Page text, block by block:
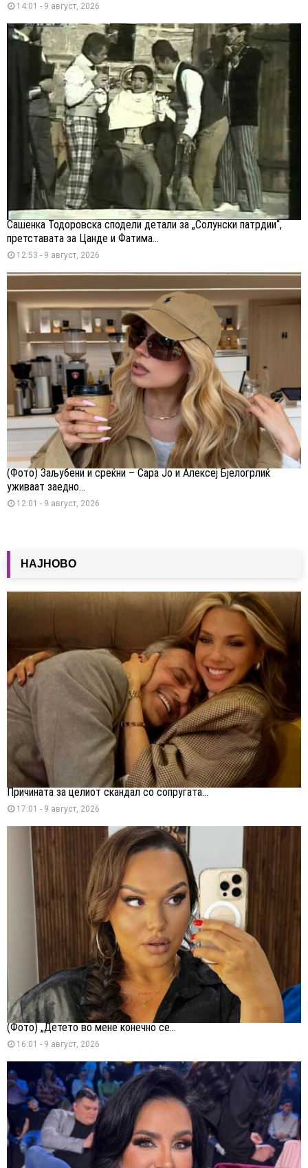
14:01 - 9 август, 2026
Сашенка Тодоровска сподели детали за „Солунски патрдии“,
претставата за Цанде и Фатима...
12:53 - 9 август, 2026
(Фото) Заљубени и среќни – Сара Јо и Алексеј Бјелогрлиќ
уживаат заедно...
12:01 - 9 август, 2026
НАЈНОВО
Причината за целиот скандал со сопругата...
17:01 - 9 август, 2026
(Фото) „Детето во мене конечно се...
16:01 - 9 август, 2026